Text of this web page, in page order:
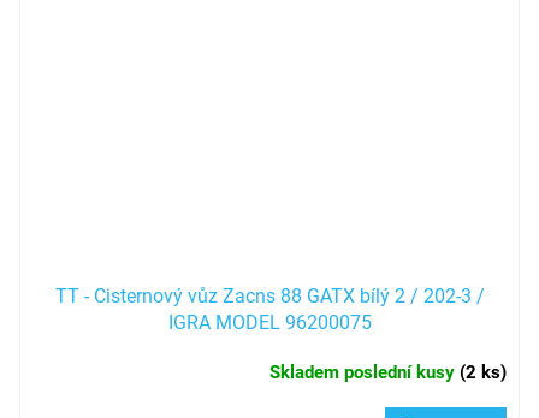
TT - Cisternový vůz Zacns 88 GATX bílý 2 / 202-3 /
IGRA MODEL 96200075
Skladem poslední kusy (2 ks)